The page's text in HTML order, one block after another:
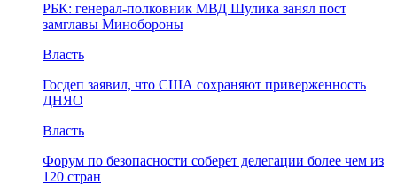
РБК: генерал-полковник МВД Шулика занял пост
замглавы Минобороны
Власть
Госдеп заявил, что США сохраняют приверженность
ДНЯО
Власть
Форум по безопасности соберет делегации более чем из
120 стран